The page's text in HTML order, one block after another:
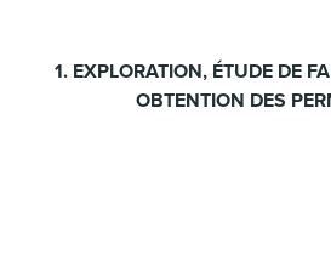
1. EXPLORATION, ÉTUDE DE
OBTENTION DES